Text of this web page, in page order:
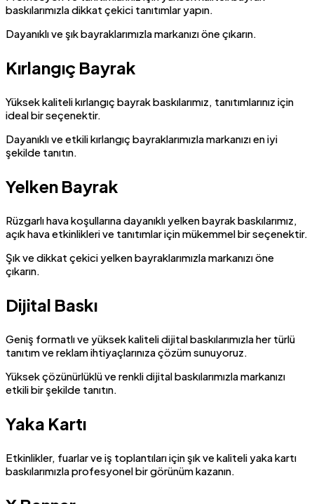
baskılarımızla dikkat çekici tanıtımlar yapın.
Dayanıklı ve şık bayraklarımızla markanızı öne çıkarın.
Kırlangıç Bayrak
Yüksek kaliteli kırlangıç bayrak baskılarımız, tanıtımlarınız için
ideal bir seçenektir.
Dayanıklı ve etkili kırlangıç bayraklarımızla markanızı en iyi
şekilde tanıtın.
Yelken Bayrak
Rüzgarlı hava koşullarına dayanıklı yelken bayrak baskılarımız,
açık hava etkinlikleri ve tanıtımlar için mükemmel bir seçenektir.
Şık ve dikkat çekici yelken bayraklarımızla markanızı öne
çıkarın.
Dijital Baskı
Geniş formatlı ve yüksek kaliteli dijital baskılarımızla her türlü
tanıtım ve reklam ihtiyaçlarınıza çözüm sunuyoruz.
Yüksek çözünürlüklü ve renkli dijital baskılarımızla markanızı
etkili bir şekilde tanıtın.
Yaka Kartı
Etkinlikler, fuarlar ve iş toplantıları için şık ve kaliteli yaka kartı
baskılarımızla profesyonel bir görünüm kazanın.